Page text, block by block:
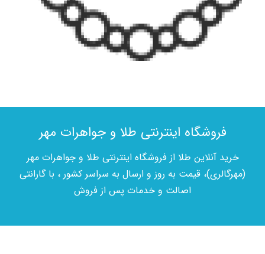
فروشگاه اینترنتی طلا و جواهرات مهر
خرید آنلاین طلا از فروشگاه اینترنتی طلا و جواهرات مهر
(مهرگالری)، قیمت به روز و ارسال به سراسر کشور ، با گارانتی
اصالت و خدمات پس از فروش